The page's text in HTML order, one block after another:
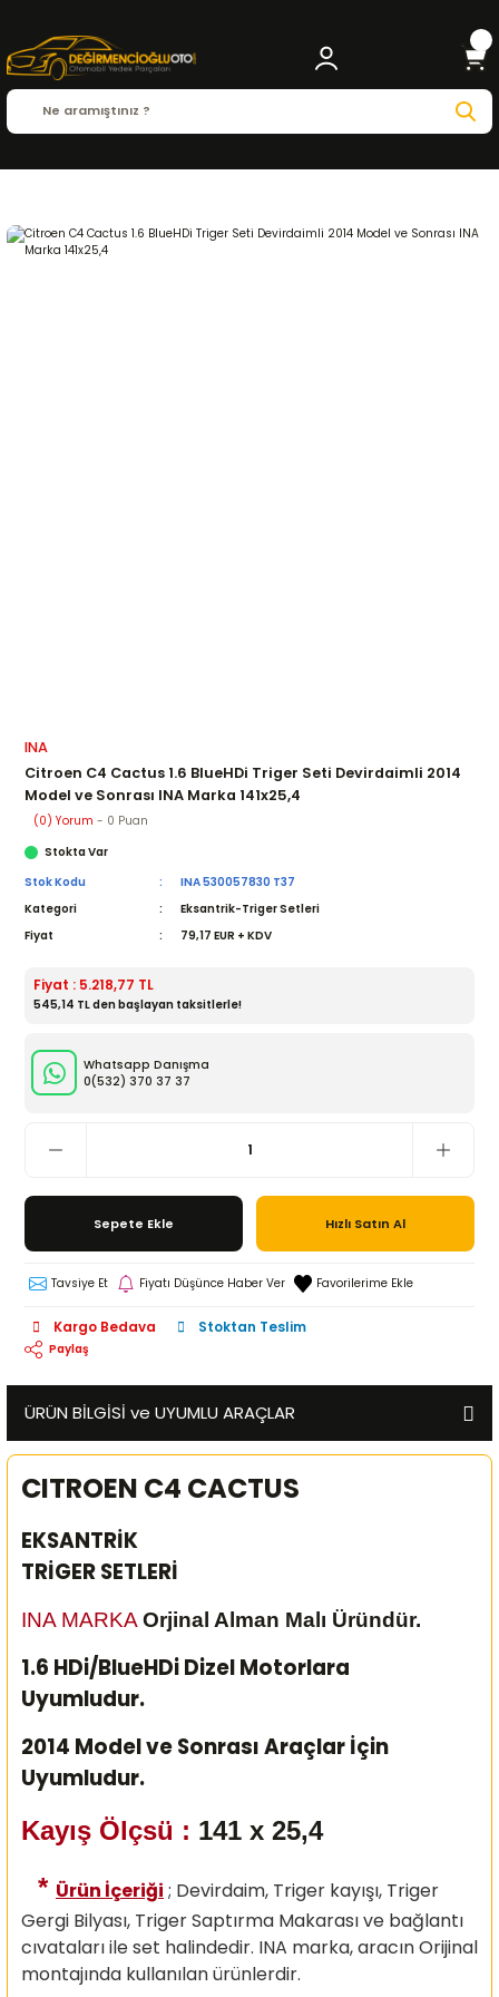
INA
Citroen C4 Cactus 1.6 BlueHDi Triger Seti Devirdaimli 2014
Model ve Sonrası INA Marka 141x25,4
(0) Yorum - 0 Puan
Stokta Var
Stok Kodu
INA 530057830 T37
Kategori
Eksantrik-Triger Setleri
Fiyat
79,17 EUR + KDV
Fiyat : 5.218,77 TL
545,14 TL den başlayan taksitlerle!
Whatsapp Danışma
0(532) 370 37 37
Sepete Ekle Hızlı Satın Al
Tavsiye Et Fiyatı Düşünce Haber Ver
Kargo Bedava Stoktan Teslim
Paylaş
ÜRÜN BİLGİSİ ve UYUMLU ARAÇLAR
CITROEN C4 CACTUS
EKSANTRİK
TRİGER SETLERİ
INA MARKA Orjinal Alman Malı Üründür.
1.6 HDi/BlueHDi Dizel Motorlara
Uyumludur.
2014 Model ve Sonrası Araçlar İçin
Uyumludur.
Kayış Ölçsü : 141 x 25,4
* Ürün İçeriği ; Devirdaim, Triger kayışı, Triger
Gergi Bilyası, Triger Saptırma Makarası ve bağlantı
cıvataları ile set halindedir. INA marka, aracın Orijinal
montajında kullanılan ürünlerdir.